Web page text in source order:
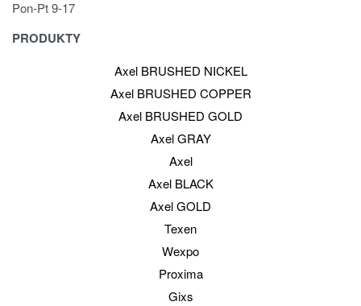
Pon-Pt 9-17
PRODUKTY
Axel BRUSHED NICKEL
Axel BRUSHED COPPER
Axel BRUSHED GOLD
Axel GRAY
Axel
Axel BLACK
Axel GOLD
Texen
Wexpo
Proxima
Gixs